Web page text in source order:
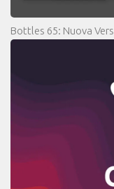
Bottles 65: Nuova